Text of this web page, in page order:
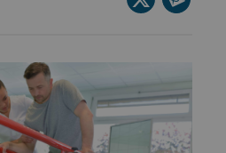
auf
teilen